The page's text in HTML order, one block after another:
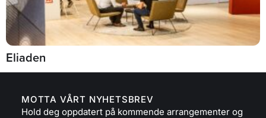
Eliaden
MOTTA VÅRT NYHETSBREV
Hold deg oppdatert på kommende arrangementer og